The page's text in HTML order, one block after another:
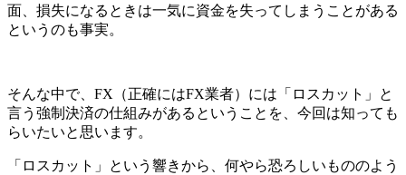
面、損失になるときは一気に資金を失ってしまう ことがある
というのも事実。
そんな中で、 FX（正確にはFX業者）には「ロスカット」と
言う強制決済の仕組みがある ということを、今回は知っても
らいたいと思います。
「ロスカット」という響きから、何やら恐ろしいもののよう